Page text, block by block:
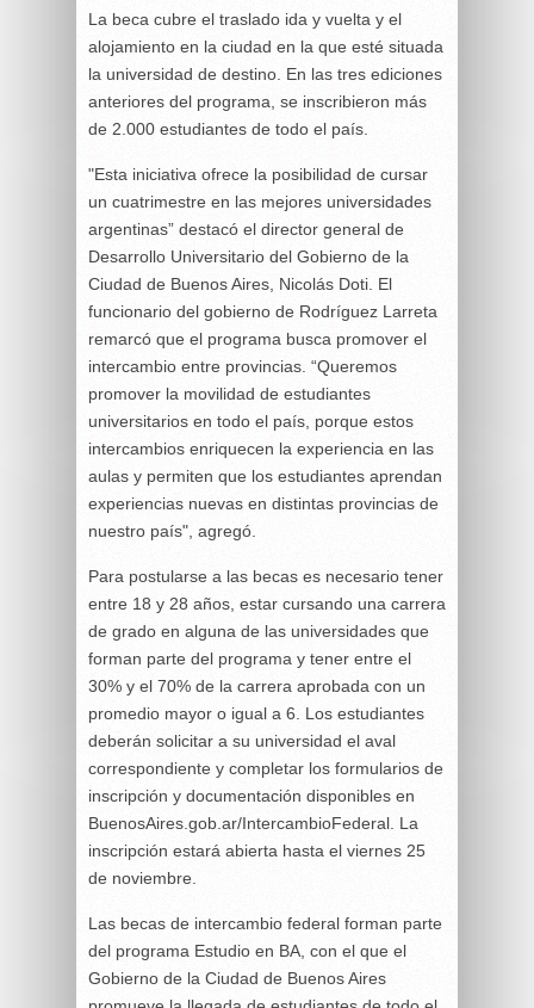
La beca cubre el traslado ida y vuelta y el
alojamiento en la ciudad en la que esté situada
la universidad de destino. En las tres ediciones
anteriores del programa, se inscribieron más
de 2.000 estudiantes de todo el país.
"Esta iniciativa ofrece la posibilidad de cursar
un cuatrimestre en las mejores universidades
argentinas” destacó el director general de
Desarrollo Universitario del Gobierno de la
Ciudad de Buenos Aires, Nicolás Doti. El
funcionario del gobierno de Rodríguez Larreta
remarcó que el programa busca promover el
intercambio entre provincias. “Queremos
promover la movilidad de estudiantes
universitarios en todo el país, porque estos
intercambios enriquecen la experiencia en las
aulas y permiten que los estudiantes aprendan
experiencias nuevas en distintas provincias de
nuestro país", agregó.
Para postularse a las becas es necesario tener
entre 18 y 28 años, estar cursando una carrera
de grado en alguna de las universidades que
forman parte del programa y tener entre el
30% y el 70% de la carrera aprobada con un
promedio mayor o igual a 6. Los estudiantes
deberán solicitar a su universidad el aval
correspondiente y completar los formularios de
inscripción y documentación disponibles en
BuenosAires.gob.ar/IntercambioFederal. La
inscripción estará abierta hasta el viernes 25
de noviembre.
Las becas de intercambio federal forman parte
del programa Estudio en BA, con el que el
Gobierno de la Ciudad de Buenos Aires